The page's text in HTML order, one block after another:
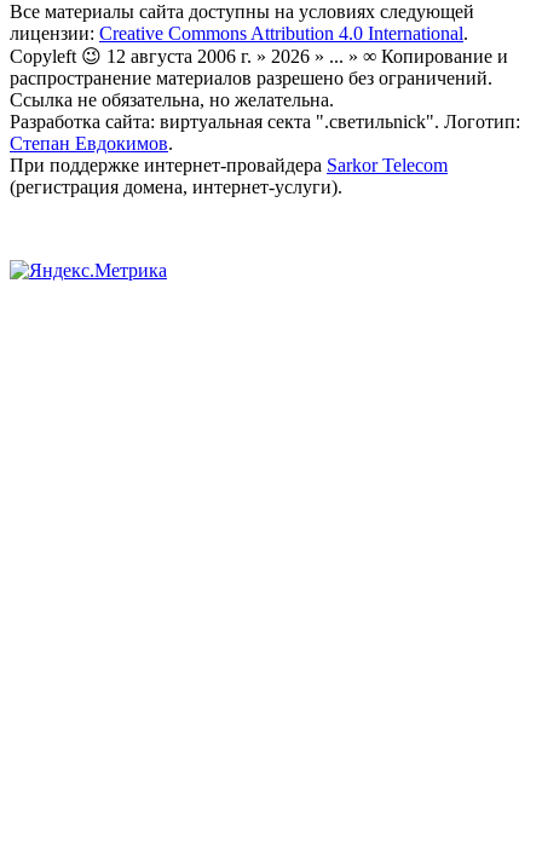
Все материалы сайта доступны на условиях следующей
лицензии: Creative Commons Attribution 4.0 International.
Copyleft 😉 12 августа 2006 г. » 2026 » ... » ∞ Копирование и
распространение материалов разрешено без ограничений.
Ссылка не обязательна, но желательна.
Разработка сайта: виртуальная секта ".светильnick". Логотип:
Степан Евдокимов.
При поддержке интернет-провайдера Sarkor Telecom
(регистрация домена, интернет-услуги).